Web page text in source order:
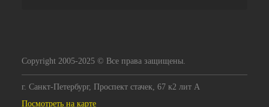
Copyright 2005-2025 © Все права защищены.
г. Санкт-Петербург, Проспект стачек, 67 к2 лит А
Посмотреть на карте